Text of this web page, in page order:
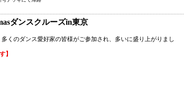
ダンスクルーズin東京
くのダンス愛好家の皆様がご参加され、多いに盛り上がりまし
】